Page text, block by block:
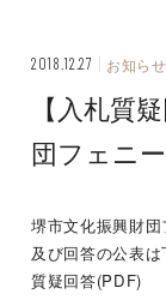
2018.12.27 お知らせ
【入札質
団フェニ
堺市文化振興財
及び回答の公表は
質疑回答(PDF)